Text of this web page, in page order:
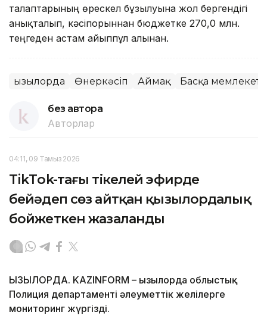
талаптарының өрескел бұзылуына жол бергендігі
анықталып, кәсіпорыннан бюджетке 270,0 млн.
теңгеден астам айыппұл алынған.
Қызылорда Өнеркәсіп Аймақ Басқа
без автора
Авторлар
04:11, 09 Тамыз 2026
TikТok-тағы тікелей эфирде
бейәдеп сөз айтқан қызылордалық
бойжеткен жазаланды
ҚЫЗЫЛОРДА. KAZINFORM – Қызылорда облыстық
Полиция департаменті әлеуметтік желілерге
мониторинг жүргізді.